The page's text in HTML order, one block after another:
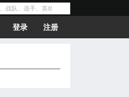
登录 注册